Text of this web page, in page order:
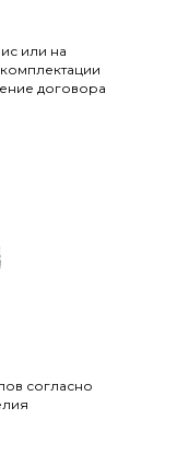
или на
договора
согласно